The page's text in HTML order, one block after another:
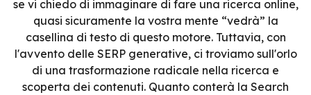
se vi chiedo di immaginare di fare una ricerca online,
quasi sicuramente la vostra mente “vedrà” la
casellina di testo di questo motore. Tuttavia, con
l'avvento delle SERP generative, ci troviamo sull'orlo
di una trasformazione radicale nella ricerca e
scoperta dei contenuti. Quanto conterà la Search